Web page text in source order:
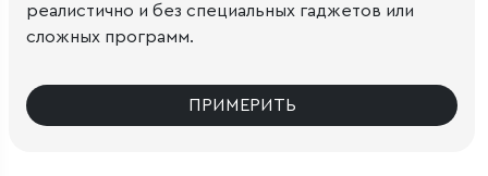
реалистично и без специальных гаджетов или
сложных программ.
ПРИМЕРИТЬ